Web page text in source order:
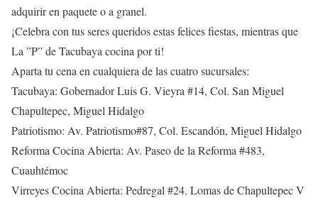
adquirir en paquete o a granel.
¡Celebra con tus seres queridos estas felices fiestas, mientras que
La ”P” de Tacubaya cocina por ti!
Aparta tu cena en cualquiera de las cuatro sucursales:
Tacubaya: Gobernador Luis G. Vieyra #14, Col. San Miguel
Chapultepec, Miguel Hidalgo
Patriotismo: Av. Patriotismo#87, Col. Escandón, Miguel Hidalgo
Reforma Cocina Abierta: Av. Paseo de la Reforma #483,
Cuauhtémoc
Virreyes Cocina Abierta: Pedregal #24. Lomas de Chapultepec V